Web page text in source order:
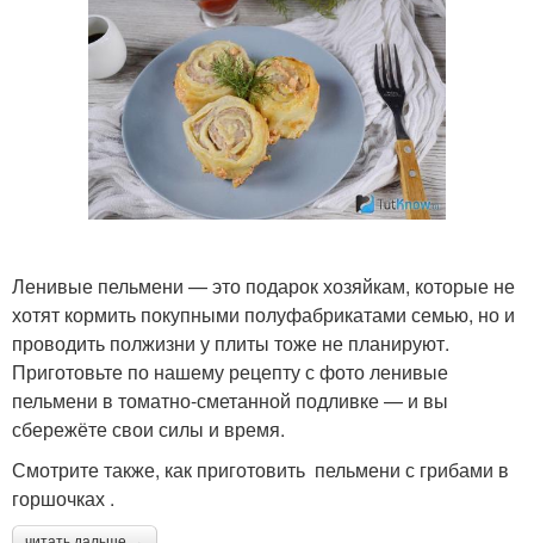
Ленивые пельмени — это подарок хозяйкам, которые не
хотят кормить покупными полуфабрикатами семью, но и
проводить полжизни у плиты тоже не планируют.
Приготовьте по нашему рецепту с фото ленивые
пельмени в томатно-сметанной подливке — и вы
сбережёте свои силы и время.
Смотрите также, как приготовить пельмени с грибами в
горшочках .